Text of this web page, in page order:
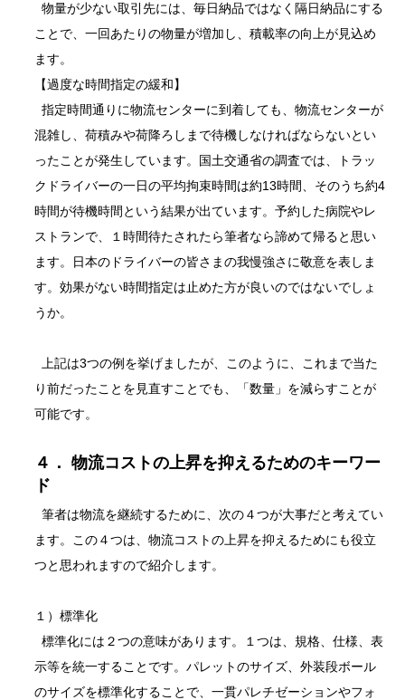
物量が少ない取引先には、毎日納品ではなく隔日納品にする
ことで、一回あたりの物量が増加し、積載率の向上が見込め
ます。
【過度な時間指定の緩和】
指定時間通りに物流センターに到着しても、物流センターが
混雑し、荷積みや荷降ろしまで待機しなければならないとい
ったことが発生しています。国土交通省の調査では、トラッ
クドライバーの一日の平均拘束時間は約13時間、そのうち約4
時間が待機時間という結果が出ています。予約した病院やレ
ストランで、１時間待たされたら筆者なら諦めて帰ると思い
ます。日本のドライバーの皆さまの我慢強さに敬意を表しま
す。効果がない時間指定は止めた方が良いのではないでしょ
うか。
上記は3つの例を挙げましたが、このように、これまで当た
り前だったことを見直すことでも、「数量」を減らすことが
可能です。
４． 物流コストの上昇を抑えるためのキーワー
ド
筆者は物流を継続するために、次の４つが大事だと考えてい
ます。この４つは、物流コストの上昇を抑えるためにも役立
つと思われますので紹介します。
１）標準化
標準化には２つの意味があります。１つは、規格、仕様、表
示等を統一することです。パレットのサイズ、外装段ボール
のサイズを標準化することで、一貫パレチゼーションやフォ